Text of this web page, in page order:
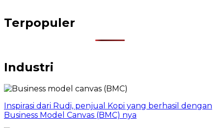
Terpopuler
Industri
Inspirasi dari Rudi, penjual Kopi yang berhasil dengan
Business Model Canvas (BMC) nya